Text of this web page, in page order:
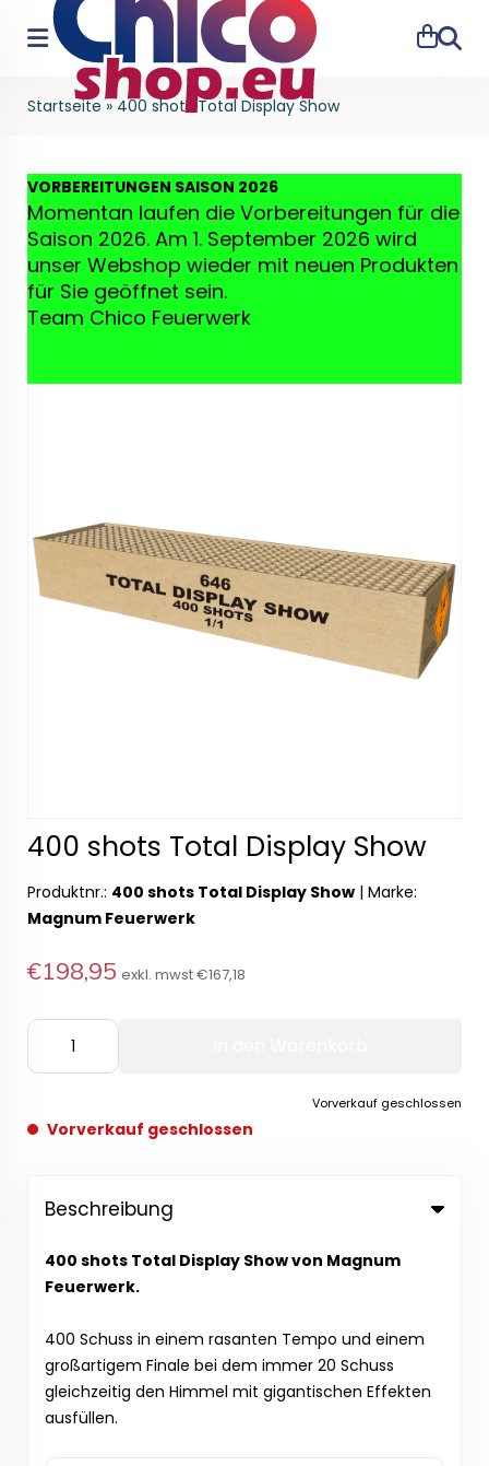
Suche
Startseite »400 shots Total Display Show
VORBEREITUNGEN SAISON 2026
Momentan laufen die Vorbereitungen für die
Saison 2026. Am 1. September 2026 wird
unser Webshop wieder mit neuen Produkten
für Sie geöffnet sein.
Team Chico Feuerwerk
400 shots Total Display Show
Produktnr.: 400 shots Total Display Show | Marke:
Magnum Feuerwerk
€198,95 exkl. mwst€167,18
Vorverkauf geschlossen
Vorverkauf geschlossen
Beschreibung
400 shots Total Display Show von Magnum
Feuerwerk.
400 Schuss in einem rasanten Tempo und einem
großartigem Finale bei dem immer 20 Schuss
gleichzeitig den Himmel mit gigantischen Effekten
ausfüllen.